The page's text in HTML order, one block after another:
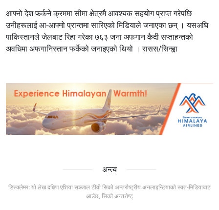
आफ्नो देश फर्कने क्रममा सीमा क्षेत्रमै आवश्यक सहयोग प्राप्त गरेपछि
उनीहरूलाई आ-आफ्नो प्रान्तमा सारिएको मिडियाले जनाएका छन् । यसअघि
पाकिस्तानले जेलबाट रिहा गरेका ७६३ जना अफगान कैदी सप्ताहन्तको
अवधिमा अफगानिस्तान फर्केको जनाइएको थियो । रासस/सिन्ह्वा
अन्त्य
डिस्क्लेमर: यो लेख दक्षिण एशिया सञ्जाल टीवी सिको अन्तर्राष्ट्रीय अनलाइन्टियाको स्वत-मिडियाबाट
आउँछ, सिको अन्तर्राष्ट्